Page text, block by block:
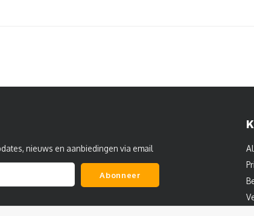
nieuws en aanbiedingen via email
Abonneer